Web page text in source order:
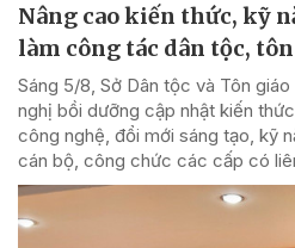
Nâng cao kiến thức, kỹ
làm công tác dân tộc,
Sáng 5/8, Sở Dân tộc và Tôn
nghị bồi dưỡng cập nhật kiến
công nghệ, đổi mới sáng tạo, kỹ
cán bộ, công chức các cấp có